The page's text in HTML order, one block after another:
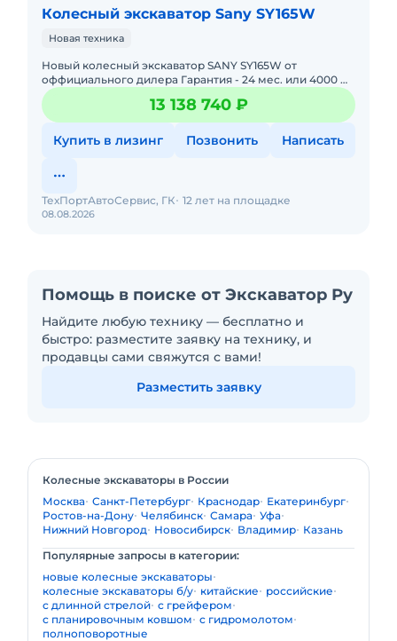
Колесный экскаватор Sany SY165W
Новая техника
Новый колесный экскаватор SANY SY165W от
оффициального дилера Гарантия - 24 мес. или 4000 м/
ч. • Эксплуaтaционнaя мaссa - 15 200 кг• Maксимaльнaя
гл
13 138 740 ₽
Купить в лизинг Позвонить Написать
08.08.2026
ТехПортАвтоСервис, ГК 12 лет на площадке
Помощь в поиске от Экскаватор Ру
Найдите любую технику — бесплатно и
быстро: разместите заявку на технику, и
продавцы сами свяжутся с вами!
Разместить заявку
Колесные экскаваторы в России
Москва Санкт-Петербург Краснодар Екатеринбург
Ростов-на-Дону Челябинск Самара Уфа
Нижний Новгород Новосибирск Владимир Казань
Популярные запросы в категории:
новые колесные экскаваторы
колесные экскаваторы б/у китайские
российские
с длинной стрелой с грейфером
с планировочным ковшом с гидромолотом
полноповоротные